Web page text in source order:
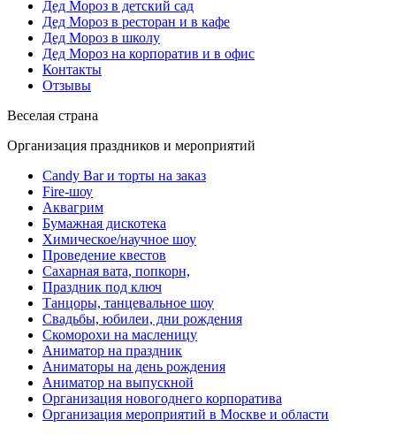
Дед Мороз в детский сад
Дед Мороз в ресторан и в кафе
Дед Мороз в школу
Дед Мороз на корпоратив и в офис
Контакты
Отзывы
Веселая страна
Организация праздников и мероприятий
Candy Bar и торты на заказ
Fire-шоу
Аквагрим
Бумажная дискотека
Химическое/научное шоу
Проведение квестов
Сахарная вата, попкорн,
Праздник под ключ
Танцоры, танцевальное шоу
Свадьбы, юбилеи, дни рождения
Скоморохи на масленицу
Аниматор на праздник
Аниматоры на день рождения
Аниматор на выпускной
Организация новогоднего корпоратива
Организация мероприятий в Москве и области